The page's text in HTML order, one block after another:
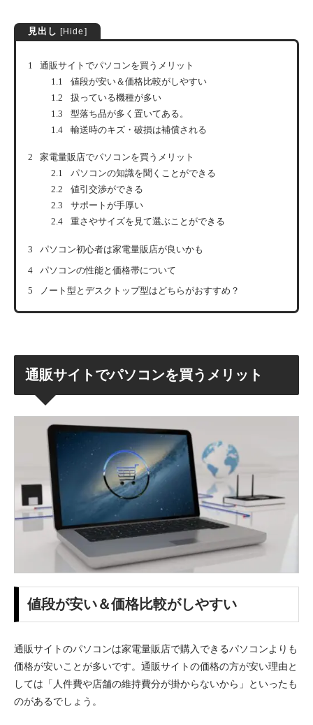
見出し [Hide ]
1
通販サイトでパソコンを買うメリット
1.1
値段が安い＆価格比較がしやすい
1.2
扱っている機種が多い
1.3
型落ち品が多く置いてある。
1.4
輸送時のキズ・破損は補償される
2
家電量販店でパソコンを買うメリット
2.1
パソコンの知識を聞くことができる
2.2
値引交渉ができる
2.3
サポートが手厚い
2.4
重さやサイズを見て選ぶことができる
3
パソコン初心者は家電量販店が良いかも
4
パソコンの性能と価格帯について
5
ノート型とデスクトップ型はどちらがおすすめ？
通販サイトでパソコンを買うメリット
値段が安い＆価格比較がしやすい
通販サイトのパソコンは家電量販店で購入できるパソコンよりも
価格が安いことが多いです。通販サイトの価格の方が安い理由と
しては「人件費や店舗の維持費分が掛からないから」といったも
のがあるでしょう。